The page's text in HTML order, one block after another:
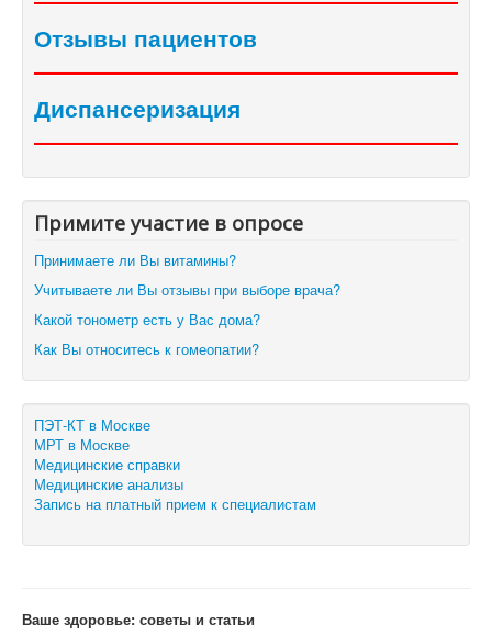
Отзывы пациентов
Диспансеризация
Примите участие в опросе
Принимаете ли Вы витамины?
Учитываете ли Вы отзывы при выборе врача?
Какой тонометр есть у Вас дома?
Как Вы относитесь к гомеопатии?
ПЭТ-КТ в Москве
МРТ в Москве
Медицинские справки
Медицинские анализы
Запись на платный прием к специалистам
Ваше здоровье: советы и статьи